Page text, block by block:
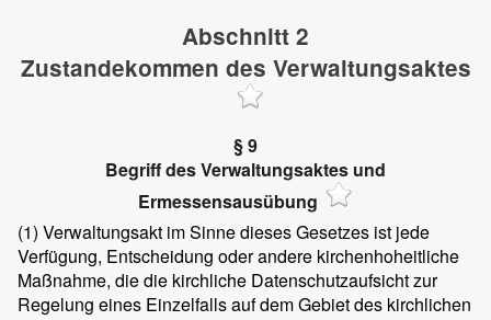
Abschnitt 2
Zustandekommen des Verwaltungsaktes
§ 9
Begriff des Verwaltungsaktes und
Ermessensausübung
(1) Verwaltungsakt im Sinne dieses Gesetzes ist jede
Verfügung, Entscheidung oder andere kirchenhoheitliche
Maßnahme, die die kirchliche Datenschutzaufsicht zur
Regelung eines Einzelfalls auf dem Gebiet des kirchlichen